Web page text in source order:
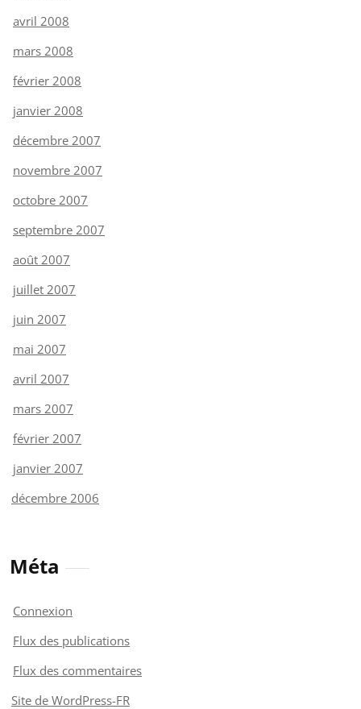
avril 2008
mars 2008
février 2008
janvier 2008
décembre 2007
novembre 2007
octobre 2007
septembre 2007
août 2007
juillet 2007
juin 2007
mai 2007
avril 2007
mars 2007
février 2007
janvier 2007
décembre 2006
Méta
Connexion
Flux des publications
Flux des commentaires
Site de WordPress-FR